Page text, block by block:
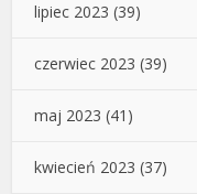
lipiec 2023 (39)
czerwiec 2023 (39)
maj 2023 (41)
kwiecień 2023 (37)